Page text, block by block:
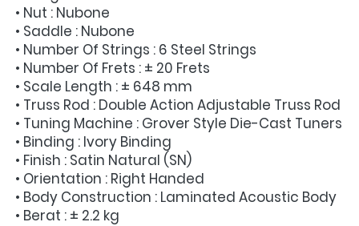
• Nut : Nubone
• Saddle : Nubone
• Number Of Strings : 6 Steel Strings
• Number Of Frets : ± 20 Frets
• Scale Length : ± 648 mm
• Truss Rod : Double Action Adjustable Truss Rod
• Tuning Machine : Grover Style Die-Cast Tuners
• Binding : Ivory Binding
• Finish : Satin Natural (SN)
• Orientation : Right Handed
• Body Construction : Laminated Acoustic Body
• Berat : ± 2.2 kg